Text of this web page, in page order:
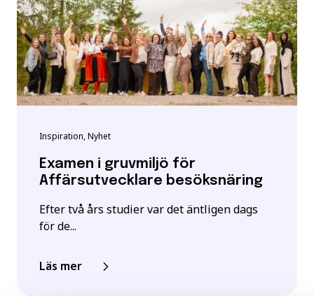
Inspiration, Nyhet
Examen i gruvmiljö för
Affärsutvecklare besöksnäring
Efter två års studier var det äntligen dags
för de...
Läs mer